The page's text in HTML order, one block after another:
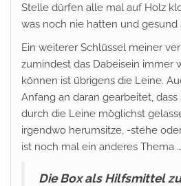
Stelle dürfen alle mal auf Holz
was noch nie hatten und gesund
Ein weiterer Schlüssel meiner
zumindest das Dabeisein immer
können ist übrigens die Leine.
Anfang an daran gearbeitet,
durch die Leine möglichst
irgendwo herumsitze, -stehe
ist noch mal ein anderes Thema …
Die Box als Hilfsmittel